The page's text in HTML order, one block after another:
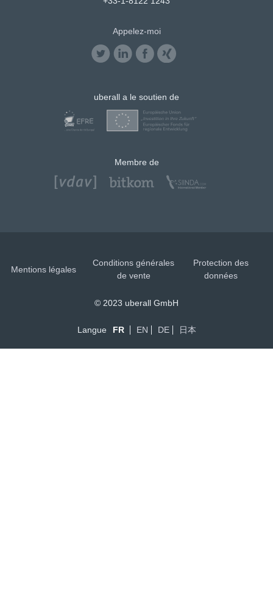
Appelez-moi
uberall a le soutien de
Membre de
Mentions légales
Conditions générales
de vente
Protection des
données
© 2023 uberall GmbH
Langue FR EN DE 日本